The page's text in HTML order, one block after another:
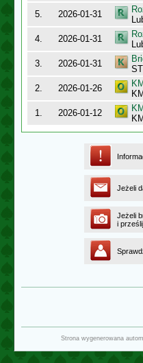
5.
2026-01-31
4.
2026-01-31
3.
2026-01-31
2.
2026-01-26
1.
2026-01-12
Jeżeli
Jeżeli
i
Strona wygenerowana